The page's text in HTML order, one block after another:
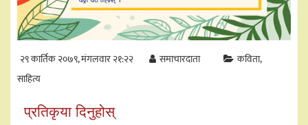
२९ कार्तिक २०७९, मंगलवार २१:२२ समाचारदाता
कविता
साहित्य
प्रतिकृया दिनुहोस्